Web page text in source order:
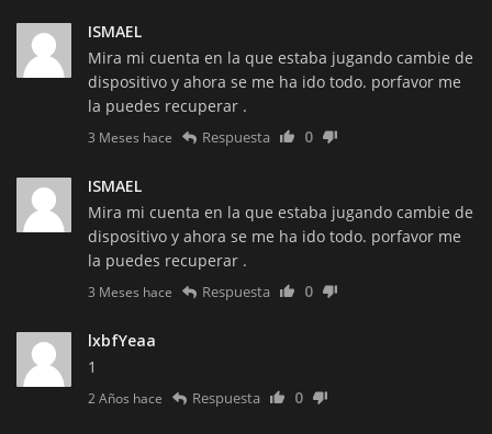
ISMAEL
Mira mi cuenta en la que estaba jugando cambie de
dispositivo y ahora se me ha ido todo. porfavor me
la puedes recuperar .
3 Meses hace Respuesta 0
ISMAEL
Mira mi cuenta en la que estaba jugando cambie de
dispositivo y ahora se me ha ido todo. porfavor me
la puedes recuperar .
3 Meses hace Respuesta 0
lxbfYeaa
1
2 Años hace Respuesta 0